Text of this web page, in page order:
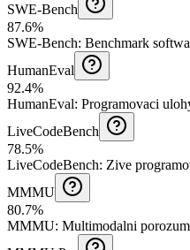
SWE-Bench
87.6%
SWE-Bench: Benchmark
HumanEval
92.4%
HumanEval: Programovaci
LiveCodeBench
78.5%
LiveCodeBench: Zive
MMMU
80.7%
MMMU: Multimodalni